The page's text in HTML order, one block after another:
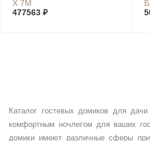
Х 7М
477563 ₽
Каталог гостевых домиков для
комфортным ночлегом для ваших
домики имеют различные сферы